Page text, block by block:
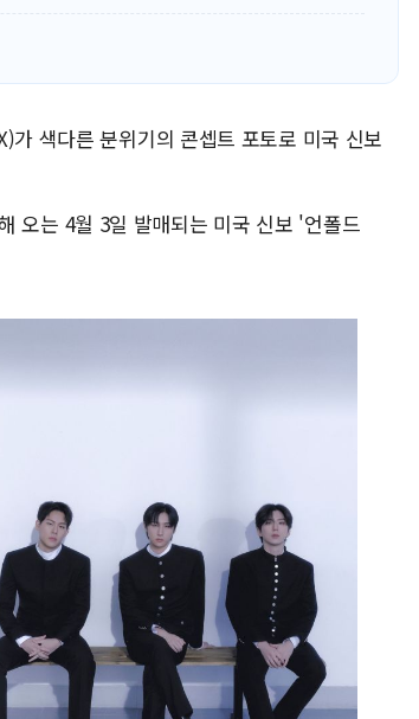
강원도 폭염특보 11일째…온열질
색다른 분위기의 콘셉트 포토로 미국 신보
오는 4월 3일 발매되는 미국 신보 '언폴드